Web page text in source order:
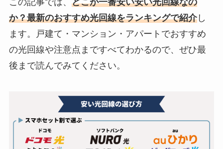
か？最新のおすすめ光回線をランキングで紹介し
ます。戸建て・マンション・アパートでおすすめ
の光回線や注意点まですべてわかるので、ぜひ最
後まで読んでみてください。